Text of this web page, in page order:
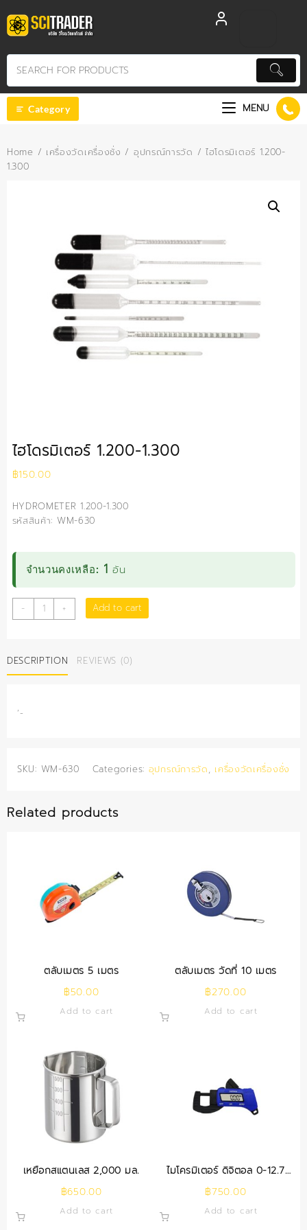
to
content
Category MENU
Home / เครื่องวัดเครื่องชั่ง / อุปกรณ์การวัด / ไฮโดรมิเตอร์ 1.200-
1.300
ไฮโดรมิเตอร์ 1.200-1.300
฿150.00
HYDROMETER 1.200-1.300
รหัสสินค้า: WM-630
จำนวนคงเหลือ: 1 อัน
-
ไฮโดรมิเตอร์
1.200-
+ Add to cart
DESCRIPTION REVIEWS (0)
‘-
SKU: WM-630 Categories: อุปกรณ์การวัด, เครื่องวัดเครื่องชั่ง
Related products
ตลับเมตร 5 เมตร
฿50.00
Add to cart
ตลับเมตร วัดที่ 10 เมตร
฿270.00
Add to cart
เหยือกสแตนเลส 2,000 มล.
฿650.00
Add to cart
ไมโครมิเตอร์ ดิจิตอล 0-12.7
มม.
฿750.00
Add to cart